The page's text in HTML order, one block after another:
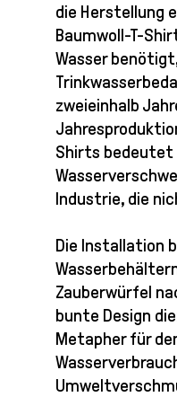
die Herstellung
Baumwoll-T-
Wasser
zweieinhalb
Shirts bedeutet
Industrie, die
Die Installation
Zauberwürfel
bunte Design
Metapher für